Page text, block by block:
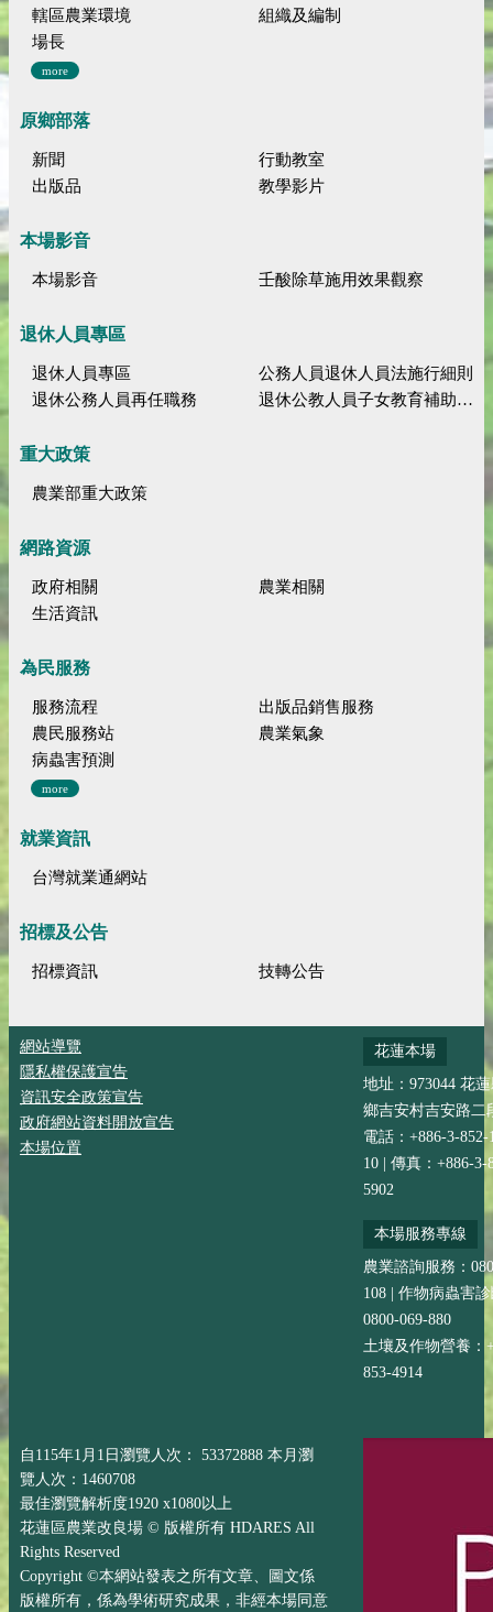
轄區農業環境
組織及編制
場長
more
原鄉部落
新聞
行動教室
出版品
教學影片
本場影音
本場影音 壬酸除草施用效果觀察
退休人員專區
退休人員專區
公務人員退休人員法施行細則
退休公務人員再任職務
退休公教人員子女教育補助規定
重大政策
農業部重大政策
網路資源
政府相關
農業相關
生活資訊
為民服務
服務流程
出版品銷售服務
農民服務站
農業氣象
病蟲害預測
more
就業資訊
台灣就業通網站
招標及公告
招標資訊 技轉公告
網站導覽
隱私權保護宣告
資訊安全政策宣告
政府網站資料開放宣告
本場位置
花蓮本場
地址：973044 花
鄉吉安村吉安路二
電話：+886-3-852-
10 | 傳真：+886-3-
5902
本場服務專線
農業諮詢服務：
108 | 作物病蟲害
0800-069-880
土壤及作物營養：
853-4914
自115年1月1日瀏覽人次： 53372888 本月瀏
覽人次：1460708
最佳瀏覽解析度1920 x1080以上
花蓮區農業改良場 © 版權所有 HDARES All
Rights Reserved
Copyright ©本網站發表之所有文章、圖文係
版權所有，係為學術研究成果，非經本場同意